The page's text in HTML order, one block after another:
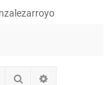
Buscar